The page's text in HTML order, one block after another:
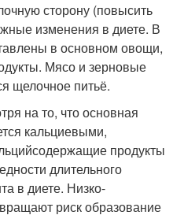
сторону (повысить
изменения в диете. В
в основном овощи,
Мясо и зерновые
щелочное питьё.
на то, что основная
кальциевыми,
продукты
длительного
в диете. Низко-
риск образование